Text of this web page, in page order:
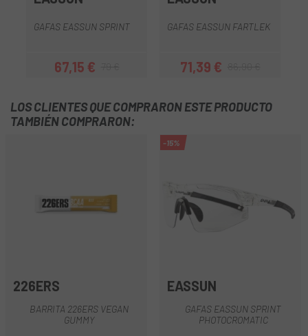
GAFAS EASSUN SPRINT
Precio
67,15 €Precio regular
GAFAS EASSUN FARTLEK
Precio
71,39 €Precio regular
LOS CLIENTES QUE COMPRARON ESTE PRODUCTO
TAMBIÉN COMPRARON:
226ERS
BARRITA 226ERS VEGAN
GUMMY
-15%
EASSUN
GAFAS EASSUN SPRINT
PHOTOCROMATIC